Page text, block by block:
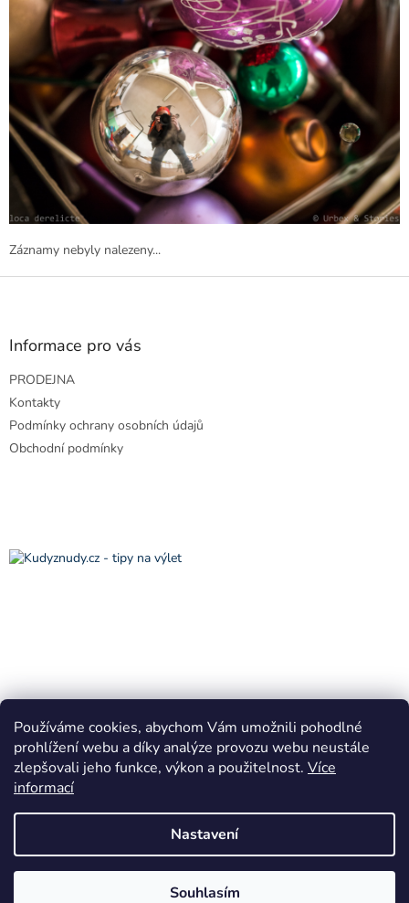
Používáme cookies, abychom Vám umožnili pohodlné
prohlížení webu a díky analýze provozu webu neustále
zlepšovali jeho funkce, výkon a použitelnost. Více
informací
Nastavení
Souhlasím
Záznamy nebyly nalezeny...
Z
Informace pro vás
PRODEJNA
Kontakty
Podmínky ochrany osobních údajů
Obchodní podmínky
Copyright 2026VÁNOČNÍ KRÁLOVSTVÍ Horní Bradlo. Všechna
práva vyhrazena.